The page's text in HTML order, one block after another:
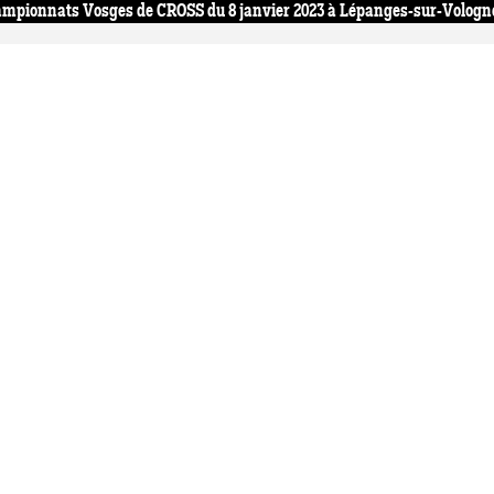
Vosges de CROSS du 8 janvier 2023 à Lépanges-sur-